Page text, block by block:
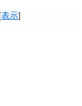
[表示]